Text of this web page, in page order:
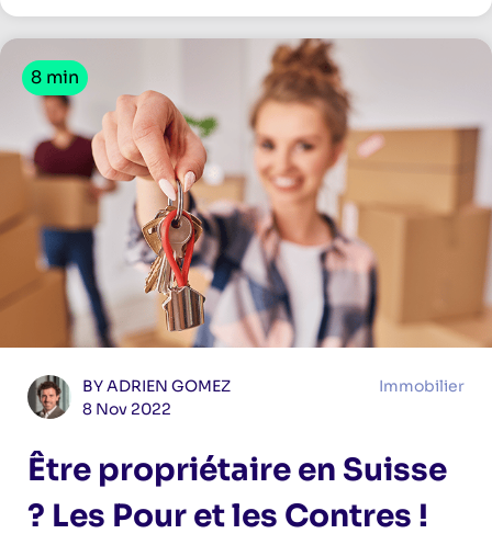
8 min
BY ADRIEN GOMEZ
8 Nov 2022
Immobilier
Être propriétaire en Suisse
? Les Pour et les Contres !